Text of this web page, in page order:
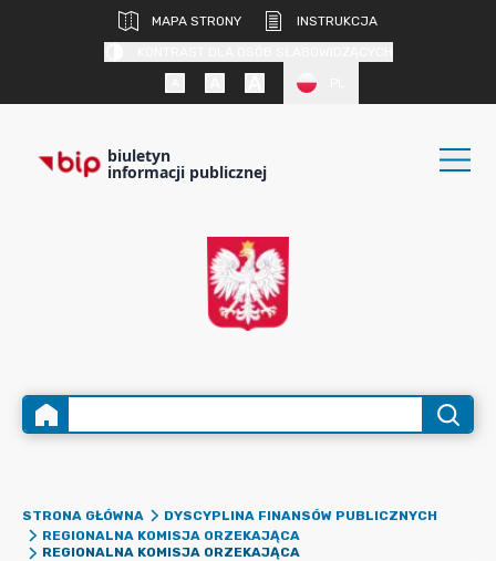
MAPA STRONY
INSTRUKCJA
biuletyn
informacji publicznej
STRONA GŁÓWNA
DYSCYPLINA FINANSÓW PUBLICZNYCH
REGIONALNA KOMISJA ORZEKAJĄCA
REGIONALNA KOMISJA ORZEKAJĄCA